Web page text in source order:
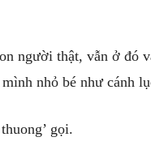
người thật, vẫn ở đó
nhỏ bé như cánh
gọi.